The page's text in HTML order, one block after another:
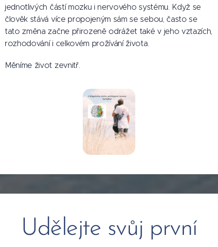
jednotlivých částí mozku i nervového systému. Když se
člověk stává více propojeným sám se sebou, často se
tato změna začne přirozeně odrážet také v jeho vztazích,
rozhodování i celkovém prožívání života.
Měníme život zevnitř.
Udělejte svůj první